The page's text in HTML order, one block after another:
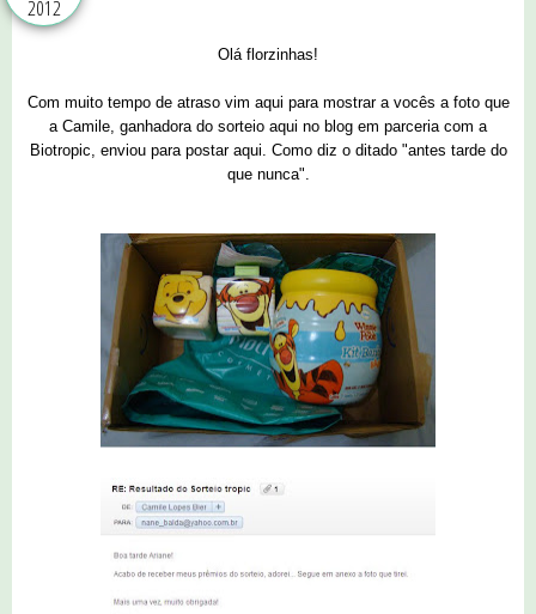
2012
Olá florzinhas!
Com muito tempo de atraso vim aqui para mostrar a vocês a foto que
a Camile, ganhadora do sorteio aqui no blog em parceria com a
Biotropic, enviou para postar aqui. Como diz o ditado "antes tarde do
que nunca".